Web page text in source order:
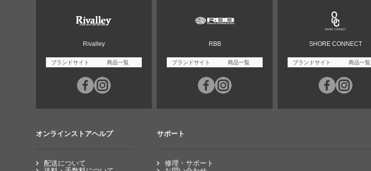
Rivalley
ブランドサイト 商品一覧
RBB
ブランドサイト 商品一覧
SHORE CONNECT
ブランドサイト 商品一覧
オンラインストアヘルプ
配送について
サポート
修理・サポート